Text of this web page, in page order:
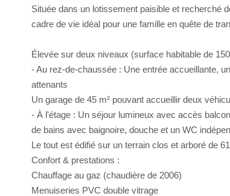
Située dans un lotissement paisible et recherché
cadre de vie idéal pour une famille en quête de
Élevée sur deux niveaux (surface habitable de
- Au rez-de-chaussée : Une entrée accueillante,
attenants
Un garage de 45 m² pouvant accueillir deux
- À l'étage : Un séjour lumineux avec accès
de bains avec baignoire, douche et un WC
Le tout est édifié sur un terrain clos et arboré de
Confort & prestations :
Chauffage au gaz (chaudière de 2006)
Menuiseries PVC double vitrage